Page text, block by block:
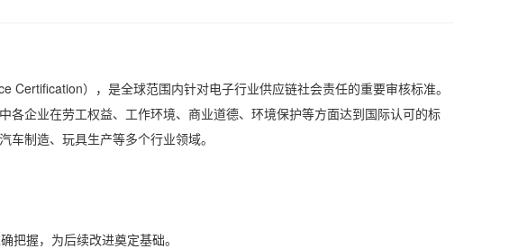
），是全球范围内针对电子行业供应链社会责任的重要审核标准。
各企业在劳工权益、工作环境、商业道德、环境保护等方面达到国际认可的标
制造、玩具生产等多个行业领域。
握，为后续改进奠定基础。